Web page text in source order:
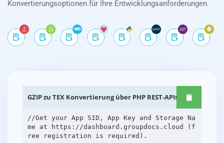
Konvertierungsoptionen für Ihre Entwicklungsanforderungen.
GZIP zu TEX Konvertierung über PHP REST-APIs
//Get your App SID, App Key and Storage Na
me at https://dashboard.groupdocs.cloud (f
ree registration is required).